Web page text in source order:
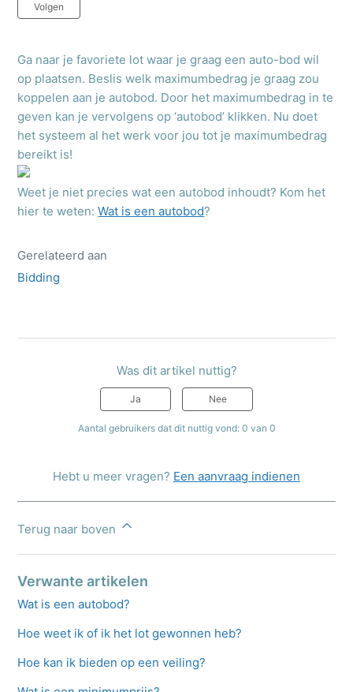
Volgen
Ga naar je favoriete lot waar je graag een auto-bod wil
op plaatsen. Beslis welk maximumbedrag je graag zou
koppelen aan je autobod. Door het maximumbedrag in te
geven kan je vervolgens op ‘autobod’ klikken. Nu doet
het systeem al het werk voor jou tot je maximumbedrag
bereikt is!
Weet je niet precies wat een autobod inhoudt? Kom het
hier te weten:Wat is een autobod?
Gerelateerd aan
Bidding
Was dit artikel nuttig?
Ja Nee
Aantal gebruikers dat dit nuttig vond: 0 van 0
Hebt u meer vragen? Een aanvraag indienen
Terug naar boven
Verwante artikelen
Wat is een autobod?
Hoe weet ik of ik het lot gewonnen heb?
Hoe kan ik bieden op een veiling?